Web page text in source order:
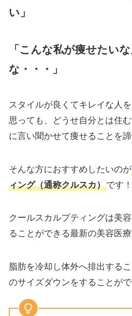
い」
「こんな私が痩せたい
な・・・」
スタイルが良くてキレイな人
思っても、どうせ自分とは住
に言い聞かせて痩せることを
そんな方におすすめしたいのが
ィング（通称クルスカ）です！
クールスカルプティングは美
ることができる最新の美容医療
脂肪を冷却し体外へ排出する
のサイズダウンをすることがで